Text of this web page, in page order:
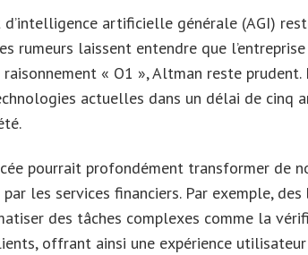
d’intelligence artificielle générale (AGI)
rumeurs laissent entendre que
« O1 », Altman reste
actuelles dans un délai de cinq
pourrait profondément transformer de
par les services financiers. Par exemple,
des tâches complexes comme la
offrant ainsi une expérience